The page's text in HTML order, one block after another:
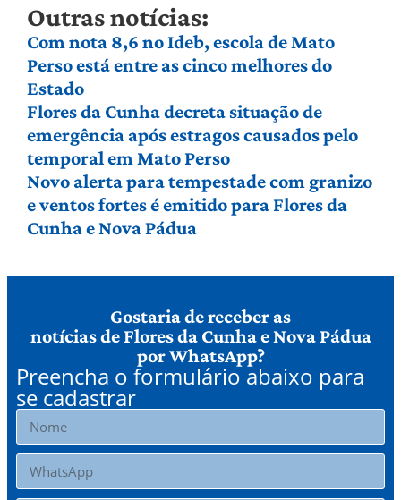
Outras notícias:
Com nota 8,6 no Ideb, escola de Mato
Perso está entre as cinco melhores do
Estado
Flores da Cunha decreta situação de
emergência após estragos causados pelo
temporal em Mato Perso
Novo alerta para tempestade com granizo
e ventos fortes é emitido para Flores da
Cunha e Nova Pádua
Gostaria de receber as
notícias de Flores da Cunha e Nova Pádua
por WhatsApp?
Preencha o formulário abaixo para
se cadastrar